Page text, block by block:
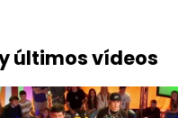
últimos vídeos